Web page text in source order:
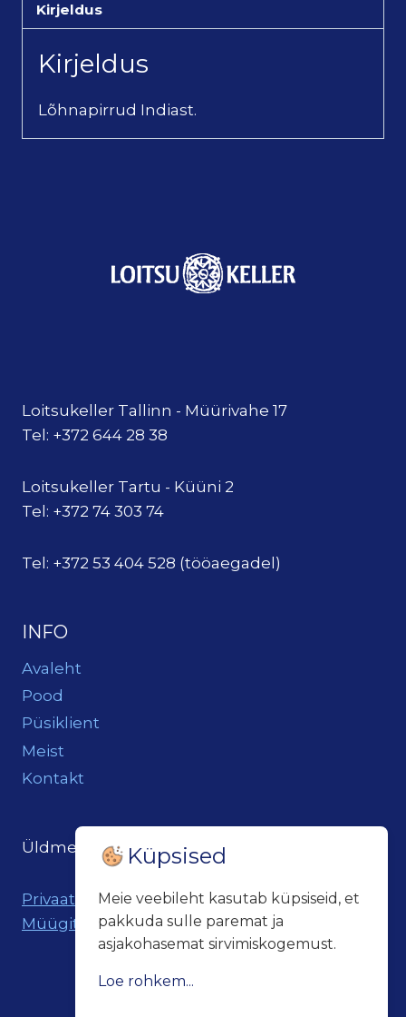
Kirjeldus
Kirjeldus
Lõhnapirrud Indiast.
Loitsukeller Tallinn - Müürivahe 17
Tel: +372 644 28 38
Loitsukeller Tartu - Küüni 2
Tel: +372 74 303 74
Tel: +372 53 404 528 (tööaegadel)
INFO
Avaleht
Pood
Püsiklient
Meist
Kontakt
Üldmeil: loits@loitsukeller.ee
Privaatsuspoliitika
Müügitingimused
Küpsised
Meie veebileht kasutab küpsiseid, et
pakkuda sulle paremat ja
asjakohasemat sirvimiskogemust.
Loe rohkem...